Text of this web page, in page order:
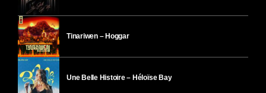
Tinariwen – Hoggar
Une Belle Histoire – Héloïse Bay